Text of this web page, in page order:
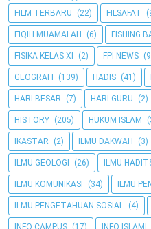
FILM TERBARU (22) FILSAFAT
FIQIH MUAMALAH (6) FISHING
FISIKA KELAS XI (2) FPI NEWS
GEOGRAFI (139) HADIS (41)
HARI BESAR (7) HARI GURU (2)
HISTORY (205) HUKUM ISLAM
IKASTAR (2) ILMU DAKWAH (3)
ILMU GEOLOGI (26) ILMU
ILMU KOMUNIKASI (34) ILMU
ILMU PENGETAHUAN SOSIAL (4)
INFO CAMPUS (17) INFO ISLAMI